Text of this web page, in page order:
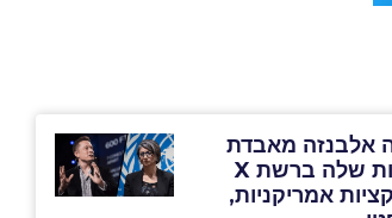
אלבנזה מאבדת
את האימות שלה ברשת X
אמריקניות,